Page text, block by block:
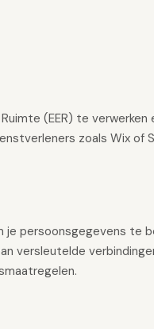
(EER) te verwerken
zoals Wix of
je persoonsgegevens te
versleutelde